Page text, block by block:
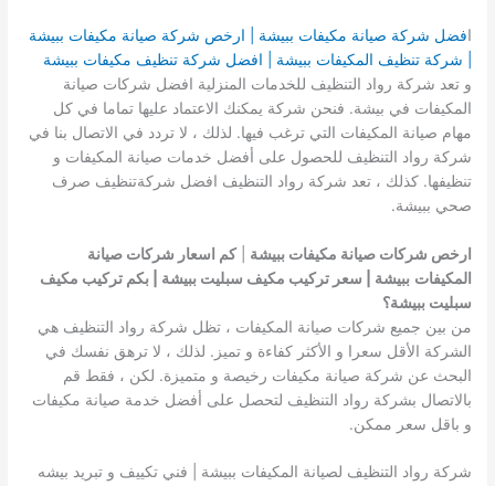
افضل شركة صيانة مكيفات ببيشة | ارخص شركة صيانة مكيفات ببيشة
| شركة تنظيف المكيفات ببيشة | افضل شركة تنظيف مكيفات ببيشة
و تعد شركة رواد التنظيف للخدمات المنزلية افضل شركات صيانة
المكيفات في بيشة. فنحن شركة يمكنك الاعتماد عليها تماما في كل
مهام صيانة المكيفات التي ترغب فيها. لذلك ، لا تردد في الاتصال بنا في
شركة رواد التنظيف للحصول على أفضل خدمات صيانة المكيفات و
تنظيفها. كذلك ، تعد شركة رواد التنظيف افضل شركةتنظيف صرف
صحي ببيشة.
ارخص شركات صيانة مكيفات ببيشة |كم اسعار شركات صيانة
المكيفات ببيشة | سعر تركيب مكيف سبليت ببيشة | بكم تركيب مكيف
سبليت ببيشة؟
من بين جميع شركات صيانة المكيفات ، تظل شركة رواد التنظيف هي
الشركة الأقل سعرا و الأكثر كفاءة و تميز. لذلك ، لا ترهق نفسك في
البحث عن شركة صيانة مكيفات رخيصة و متميزة. لكن ، فقط قم
بالاتصال بشركة رواد التنظيف لتحصل على أفضل خدمة صيانة مكيفات
و باقل سعر ممكن.
شركة رواد التنظيف لصيانة المكيفات ببيشة | فني تكييف و تبريد بيشه